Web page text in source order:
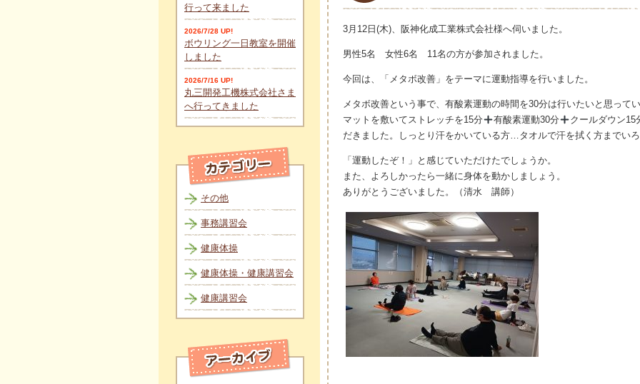
3月12日(木)、阪神化成工業株式会社様へ伺いました。
男性5名 女性6名 11名の方が参加されました。
今回は、「メタボ改善」をテーマに運動指導を行いました。
メタボ改善という事で、有酸素運動の時間を30分は行いたいと思って
マットを敷いてストレッチを15分
有酸素運動30分
クールダウン15
だきました。しっとり汗をかいている方…タオルで汗を拭く方までい
「運動したぞ！」と感じていただけたでしょうか。
また、よろしかったら一緒に身体を動かしましょう。
ありがとうございました。（清水 講師）
行って来ました
2026/7/28 UP!
ボウリング一日教室を開催
しました
2026/7/16 UP!
丸三開発工機株式会社さま
へ行ってきました
その他
事務講習会
健康体操
健康体操・健康講習会
健康講習会